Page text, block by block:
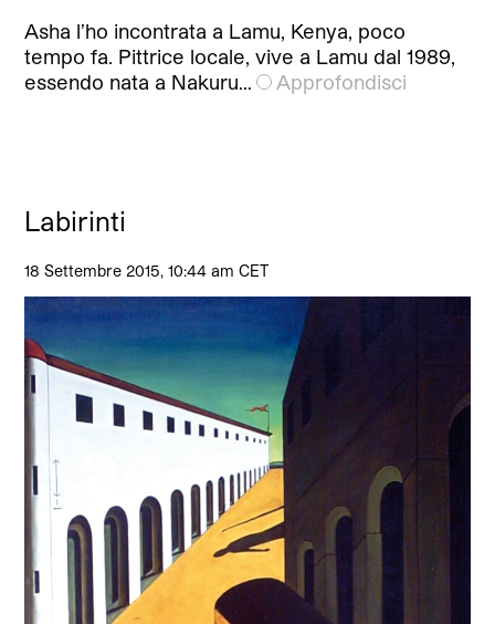
Asha l’ho incontrata a Lamu, Kenya, poco
tempo fa. Pittrice locale, vive a Lamu dal 1989,
essendo nata a Nakuru…
Approfondisci
Labirinti
18 Settembre 2015, 10:44 am CET